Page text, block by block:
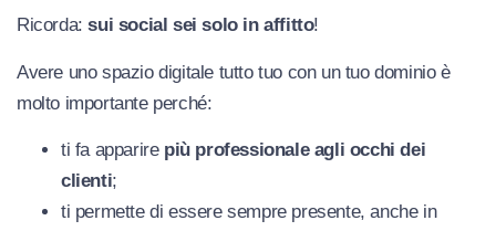
Ricorda:sui social sei solo in affitto!
Avere uno spazio digitale tutto tuo con un tuo dominio è
molto importante perché:
ti fa apparire più professionale agli occhi dei
clienti;
ti permette di essere sempre presente, anche in